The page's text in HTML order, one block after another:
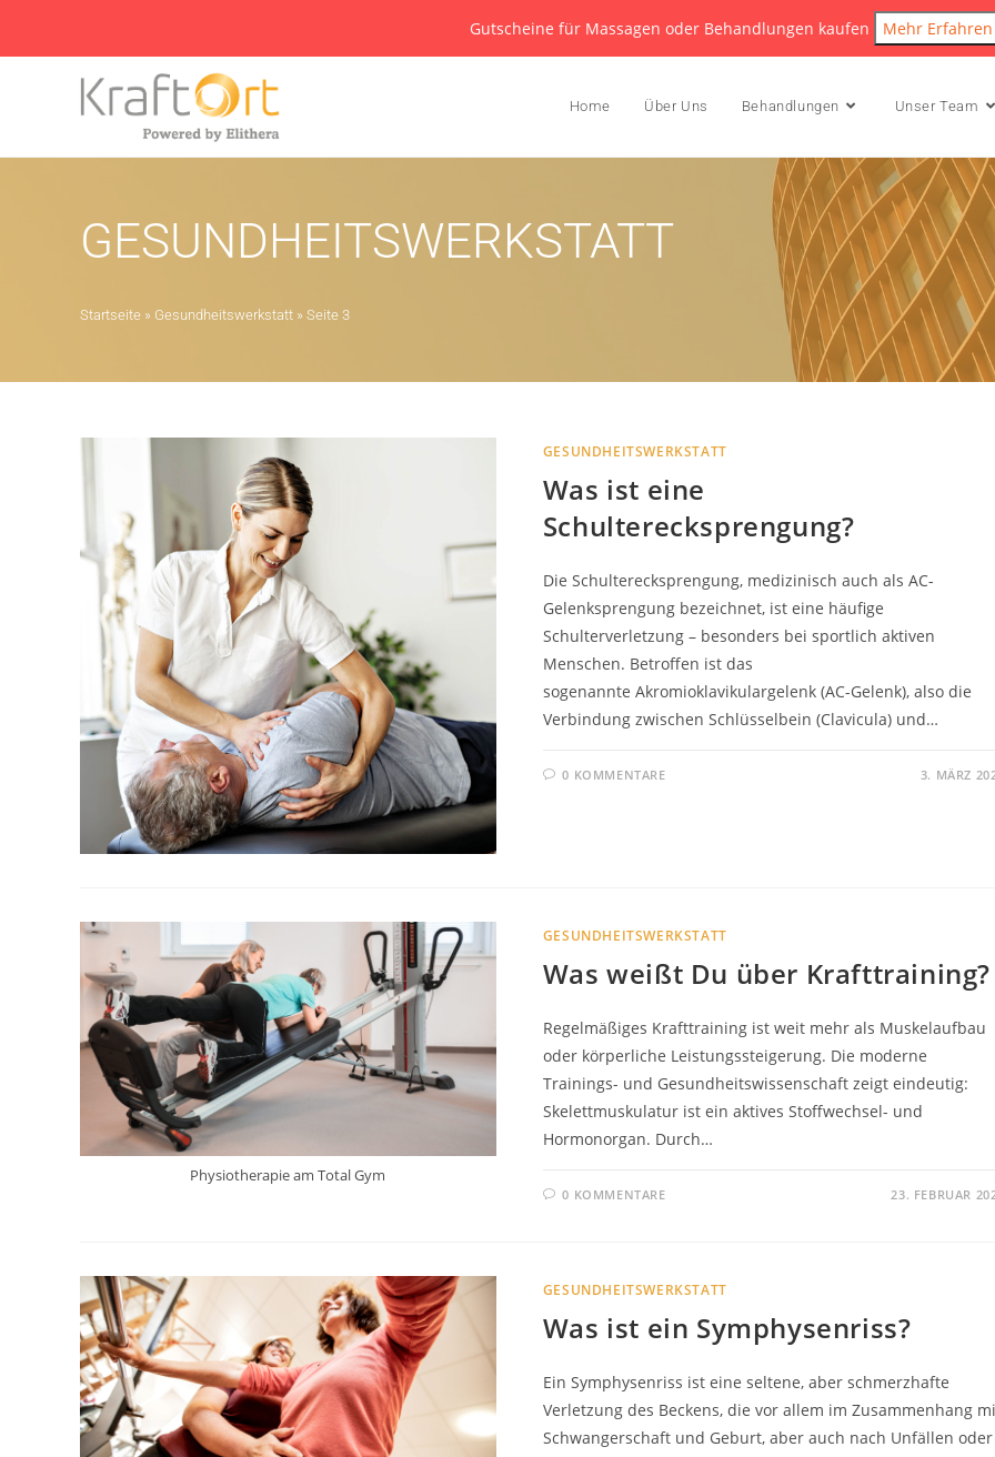
Gutscheine für Massagen oder Behandlungen kaufen Mehr Erfahren
Home Über Uns Behandlungen Unser Team
GESUNDHEITSWERKSTATT
Startseite » Gesundheitswerkstatt » Seite 3
GESUNDHEITSWERKSTATT
Was ist eine
Schulterecksprengung?
Die Schulterecksprengung, medizinisch auch als AC-
Gelenksprengung bezeichnet, ist eine häufige
Schulterverletzung – besonders bei sportlich aktiven
Menschen. Betroffen ist das
sogenannte Akromioklavikulargelenk (AC-Gelenk), also die
Verbindung zwischen Schlüsselbein (Clavicula) und…
0 KOMMENTARE 3. MÄRZ
Physiotherapie am Total Gym
GESUNDHEITSWERKSTATT
Was weißt Du über Krafttraining?
Regelmäßiges Krafttraining ist weit mehr als Muskelaufbau
oder körperliche Leistungssteigerung. Die moderne
Trainings- und Gesundheitswissenschaft zeigt eindeutig:
Skelettmuskulatur ist ein aktives Stoffwechsel- und
Hormonorgan. Durch…
0 KOMMENTARE 23. FEBRUAR
GESUNDHEITSWERKSTATT
Was ist ein Symphysenriss?
Ein Symphysenriss ist eine seltene, aber schmerzhafte
Verletzung des Beckens, die vor allem im Zusammenhang
Schwangerschaft und Geburt, aber auch nach Unfällen oder